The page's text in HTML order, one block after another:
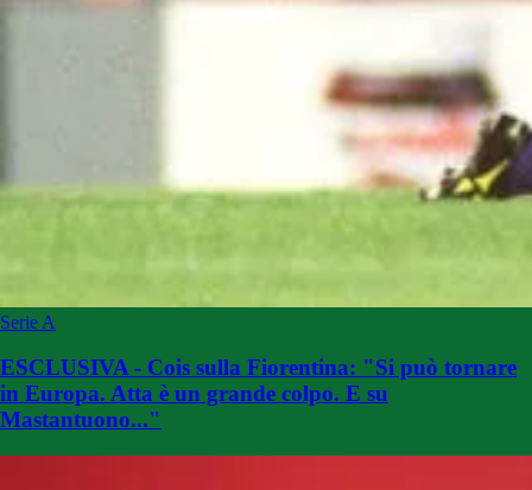
Serie A
ESCLUSIVA - Cois sulla Fiorentina: "Si può tornare
in Europa. Atta è un grande colpo. E su
Mastantuono..."